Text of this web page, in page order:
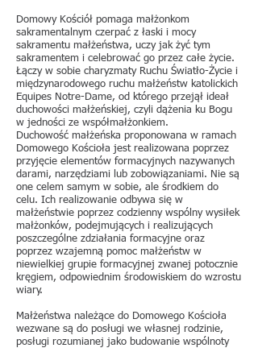
Domowy Kościół pomaga małżonkom
sakramentalnym czerpać z łaski i mocy
sakramentu małżeństwa, uczy jak żyć tym
sakramentem i celebrować go przez całe życie.
Łączy w sobie charyzmaty Ruchu Światło-Życie i
międzynarodowego ruchu małżeństw katolickich
Equipes Notre-Dame, od którego przejął ideał
duchowości małżeńskiej, czyli dążenia ku Bogu
w jedności ze współmałżonkiem.
Duchowość małżeńska proponowana w ramach
Domowego Kościoła jest realizowana poprzez
przyjęcie elementów formacyjnych nazywanych
darami, narzędziami lub zobowiązaniami. Nie są
one celem samym w sobie, ale środkiem do
celu. Ich realizowanie odbywa się w
małżeństwie poprzez codzienny wspólny wysiłek
małżonków, podejmujących i realizujących
poszczególne zdziałania formacyjne oraz
poprzez wzajemną pomoc małżeństw w
niewielkiej grupie formacyjnej zwanej potocznie
kręgiem, odpowiednim środowiskiem do wzrostu
wiary.
Małżeństwa należące do Domowego Kościoła
wezwane są do posługi we własnej rodzinie,
posługi rozumianej jako budowanie wspólnoty